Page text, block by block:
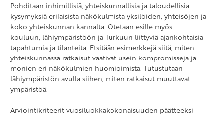
Pohditaan inhimillisiä, yhteiskunnallisia ja taloudellisia
kysymyksiä erilaisista näkökulmista yksilöiden, yhteisöjen ja
koko yhteiskunnan kannalta. Otetaan esille myös
kouluun, lähiympäristöön ja Turkuun liittyviä ajankohtaisia
tapahtumia ja tilanteita. Etsitään esimerkkejä siitä, miten
yhteiskunnassa ratkaisut vaativat usein kompromisseja ja
monien eri näkökulmien huomioimista. Tutustutaan
lähiympäristön avulla siihen, miten ratkaisut muuttavat
ympäristöä.
Arviointikriteerit vuosiluokkakokonaisuuden päätteeksi